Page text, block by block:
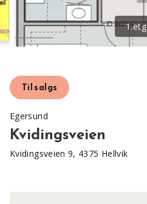
1.etg
Til salgs
Egersund
Kvidingsveien
Kvidingsveien 9, 4375 Hellvik